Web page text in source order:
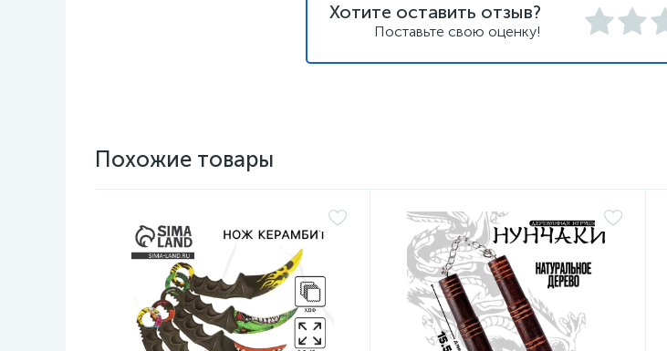
Хотите оставить отзыв?
Поставьте свою оценку!
Похожие товары